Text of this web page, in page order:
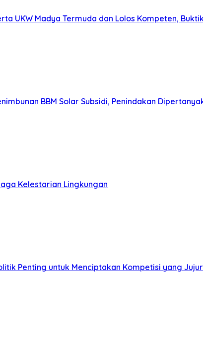
UKW Madya Termuda dan Lolos Kompeten,
BBM Solar Subsidi, Penindakan
Kelestarian Lingkungan
Penting untuk Menciptakan Kompetisi yang